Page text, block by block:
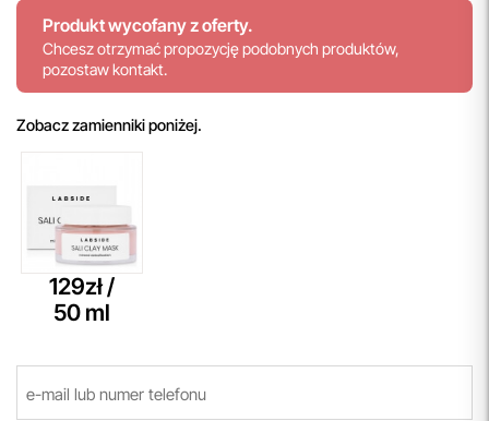
Produkt wycofany z oferty.
Chcesz otrzymać propozycję podobnych produktów,
pozostaw kontakt.
Zobacz zamienniki poniżej.
129zł /
50 ml